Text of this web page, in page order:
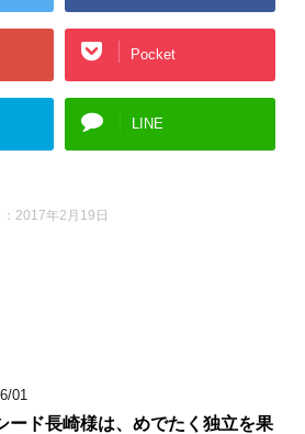
Pocket
LINE
2017年2月19日
01
ード長崎様は、めでたく独立を果